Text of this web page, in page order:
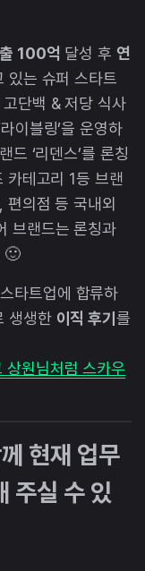
100억 달성 후 연
있는 슈퍼 스타트
단백 & 저당 식사
이블링’을 운영하
‘리덴스’를 론칭
카테고리 1등 브랜
의점 등 국내외
브랜드는 론칭과
🙂
타트업에 합류하
생생한 이직 후기를
원님처럼 스카우
현재 업무
주실 수 있